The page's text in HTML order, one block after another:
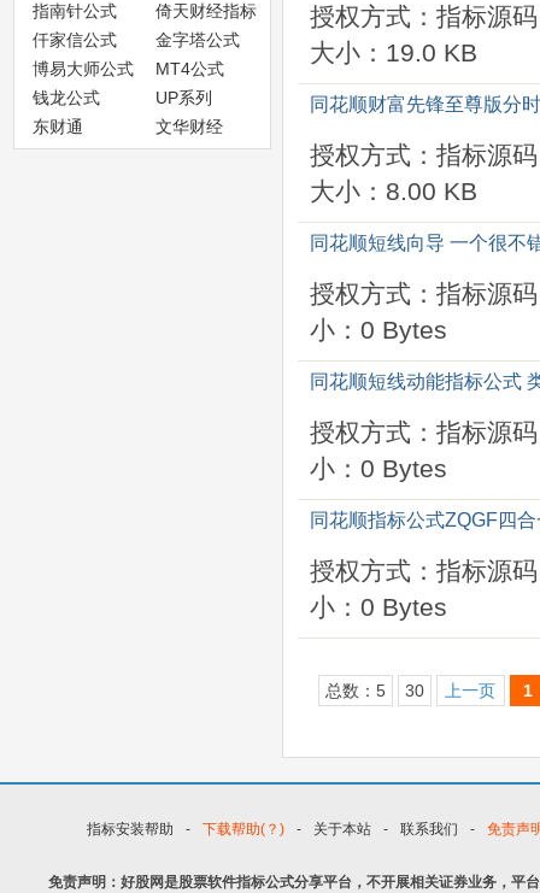
指南针公式
倚天财经指标
仟家信公式
金字塔公式
博易大师公式
MT4公式
钱龙公式
UP系列
东财通
文华财经
授权方式：指标源码
大小：19.0 KB
同花顺财富先锋至尊版分
授权方式：指标源码
大小：8.00 KB
同花顺短线向导 一个很不
授权方式：指标源码
小：0 Bytes
同花顺短线动能指标公式
授权方式：指标源码
小：0 Bytes
同花顺指标公式ZQGF四
授权方式：指标源码
小：0 Bytes
总数：5 30 上一页 1
指标安装帮助 - 下载帮助(？) - 关于本站 - 联系我们 - 免责声
免责声明：好股网是股票软件指标公式分享平台，不开展相关证券业务，平